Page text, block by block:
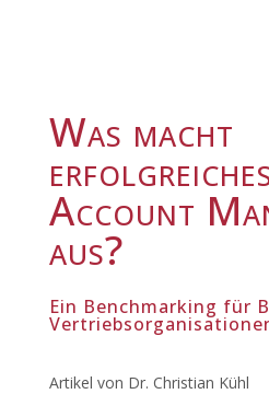
Was macht
Account
aus?
Ein Benchmarking für
Artikel von Dr. Christian Kühl